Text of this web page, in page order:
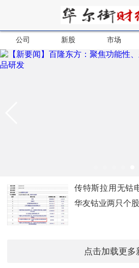
公司 新股 市场
传特斯拉用无钴
华友钴业两只个
点击加载更多